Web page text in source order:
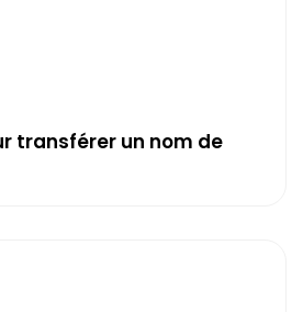
transférer un nom de